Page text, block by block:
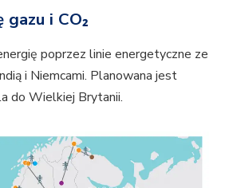
i CO₂
poprzez linie energetyczne ze
i Niemcami. Planowana jest
do Wielkiej Brytanii.